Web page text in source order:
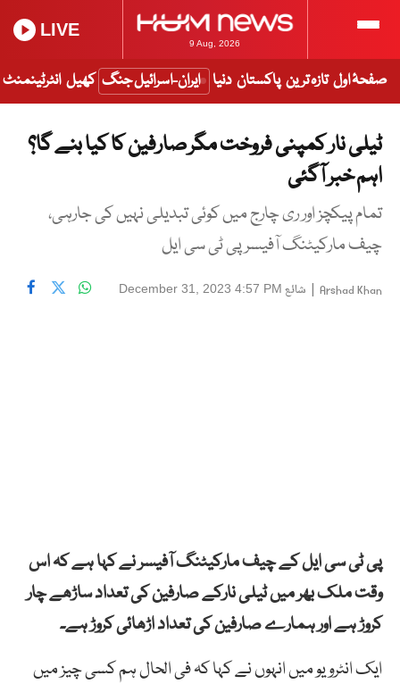
9 Aug, 2026
LIVE
صفحۂ اول تازہ ترین پاکستان دنیا ایران-اسرائیل جنگ کھیل انٹرٹینمنٹ
ٹیلی نار کمپنی فروخت مگر صارفین کا کیا بنے گا؟
اہم خبر آگئی
تمام پیکچز اور ری چارج میں کوئی تبدیلی نہیں کی جارہی،
چیف مارکیٹنگ آفیسر پی ٹی سی ایل
Arshad Khan
| شائع December 31, 2023 4:57 PM
پی ٹی سی ایل کے چیف مارکیٹنگ آفیسر نے کہا ہے کہ اس
وقت ملک بھر میں ٹیلی نارکے صارفین کی تعداد ساڑھے چار
کروڑ ہے اور ہمارے صارفین کی تعداد اڑھائی کروڑ ہے۔
ایک انٹرویو میں انہوں نے کہا کہ فی الحال ہم کسی چیز میں